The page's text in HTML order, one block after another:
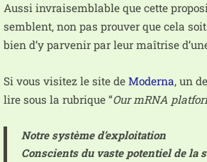
Aussi invrai­sem­blable que cette
semblent, non pas prou­ver que cela
bien d’y par­ve­nir par leur maî­trise
Si vous visi­tez le site deModerna, un
lire sous la rubrique “Our mRNA
Notre sys­tème d’ex­ploi­ta­tion
Conscients du vaste poten­tiel de la